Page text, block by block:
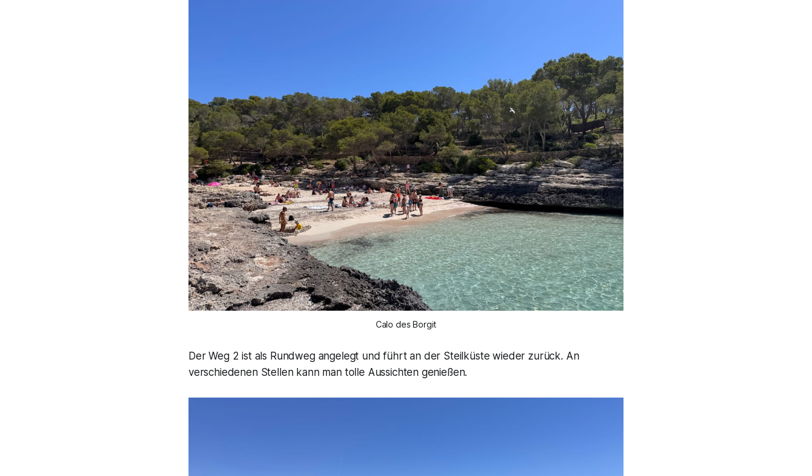
Calo des Borgit
Der Weg 2 ist als Rundweg angelegt und führt an der Steilküste wieder zurück. An
verschiedenen Stellen kann man tolle Aussichten genießen.